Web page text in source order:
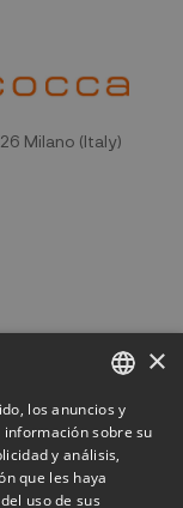
Milano (Italy)
ITALIAN
ENGLISH
×
los anuncios y
sobre su
y análisis,
que les haya
uso de sus